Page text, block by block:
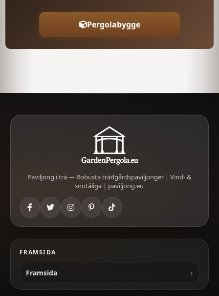
Leverans och Installation
För mer information eller för att göra en
beställning, vänligen kontakta oss på
Pergolabygge
Paviljong i trä — Robusta trädgårdspaviljonger | Vind- &
snötåliga | paviljong.eu
FRAMSIDA
Framsida